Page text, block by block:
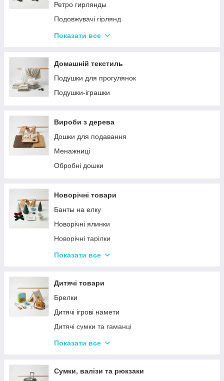
Ретро гирлянды
Подовжувачі гірлянд
Хатні гірлянди
Показати все
Домашній текстиль
Подушки для прогулянок
Подушки-іграшки
Вироби з дерева
Дошки для подавання
Менажниці
Обробні дошки
Новорічні товари
Банты на елку
Новорічні ялинки
Новорічні тарілки
Новорічні фігурки та статуетки
Столовий посуд
Хвойні гірлянди
Показати все
Дитячі товари
Брелки
Дитячі ігрові намети
Дитячі сумки та гаманці
Дитячі фотокамери
Показати все
Сумки, валізи та рюкзаки